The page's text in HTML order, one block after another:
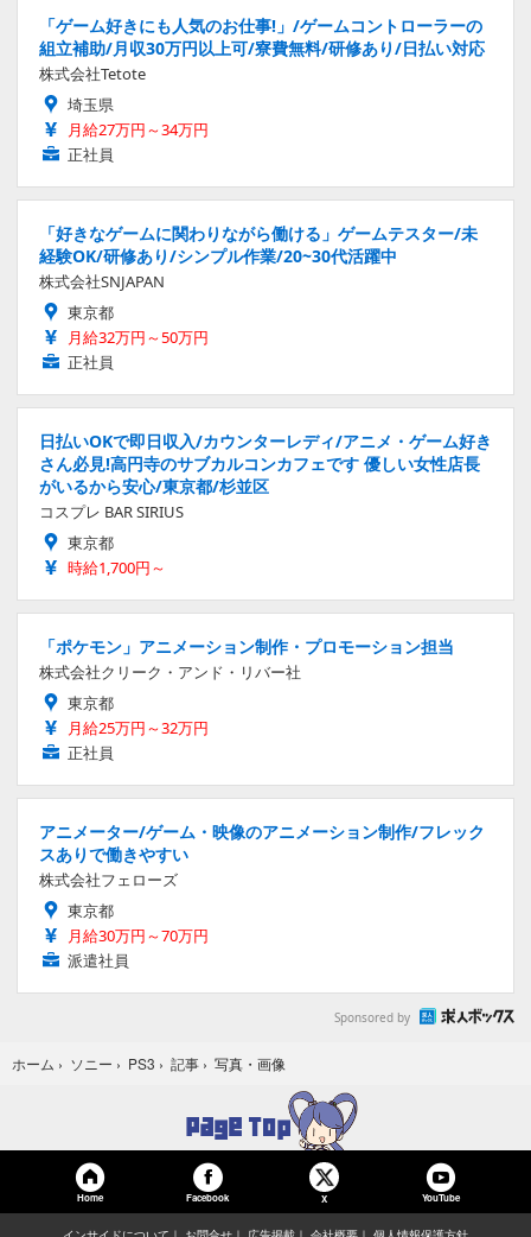
「ゲーム好きにも人気のお仕事!」/ゲームコントローラーの
組立補助/月収30万円以上可/寮費無料/研修あり/日払い対応
株式会社Tetote
埼玉県
月給27万円～34万円
正社員
「好きなゲームに関わりながら働ける」ゲームテスター/未
経験OK/研修あり/シンプル作業/20~30代活躍中
株式会社SNJAPAN
東京都
月給32万円～50万円
正社員
日払いOKで即日収入/カウンターレディ/アニメ・ゲーム好き
さん必見!高円寺のサブカルコンカフェです 優しい女性店長
がいるから安心/東京都/杉並区
コスプレ BAR SIRIUS
東京都
時給1,700円～
「ポケモン」アニメーション制作・プロモーション担当
株式会社クリーク・アンド・リバー社
東京都
月給25万円～32万円
正社員
アニメーター/ゲーム・映像のアニメーション制作/フレック
スありで働きやすい
株式会社フェローズ
東京都
月給30万円～70万円
派遣社員
Sponsored by
ホーム › ソニー › PS3 › 記事 › 写真・画像
Home Facebook X YouTube